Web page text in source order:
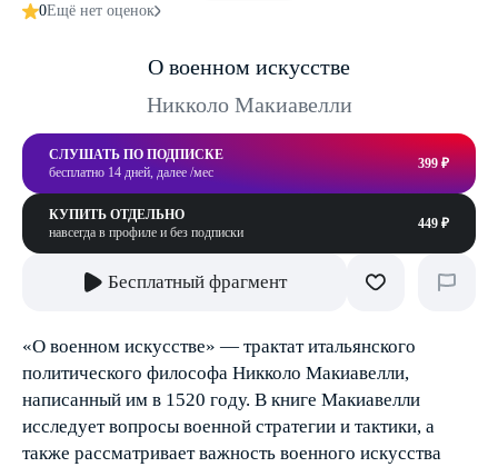
0Ещё нет оценок
О военном искусстве
Никколо Макиавелли
СЛУШАТЬ ПО ПОДПИСКЕ
бесплатно 14 дней, далее /мес
399 ₽
КУПИТЬ ОТДЕЛЬНО
навсегда в профиле и без подписки
449 ₽
Бесплатный фрагмент
«О военном искусстве» — трактат итальянского
политического философа Никколо Макиавелли,
написанный им в 1520 году. В книге Макиавелли
исследует вопросы военной стратегии и тактики, а
также рассматривает важность военного искусства